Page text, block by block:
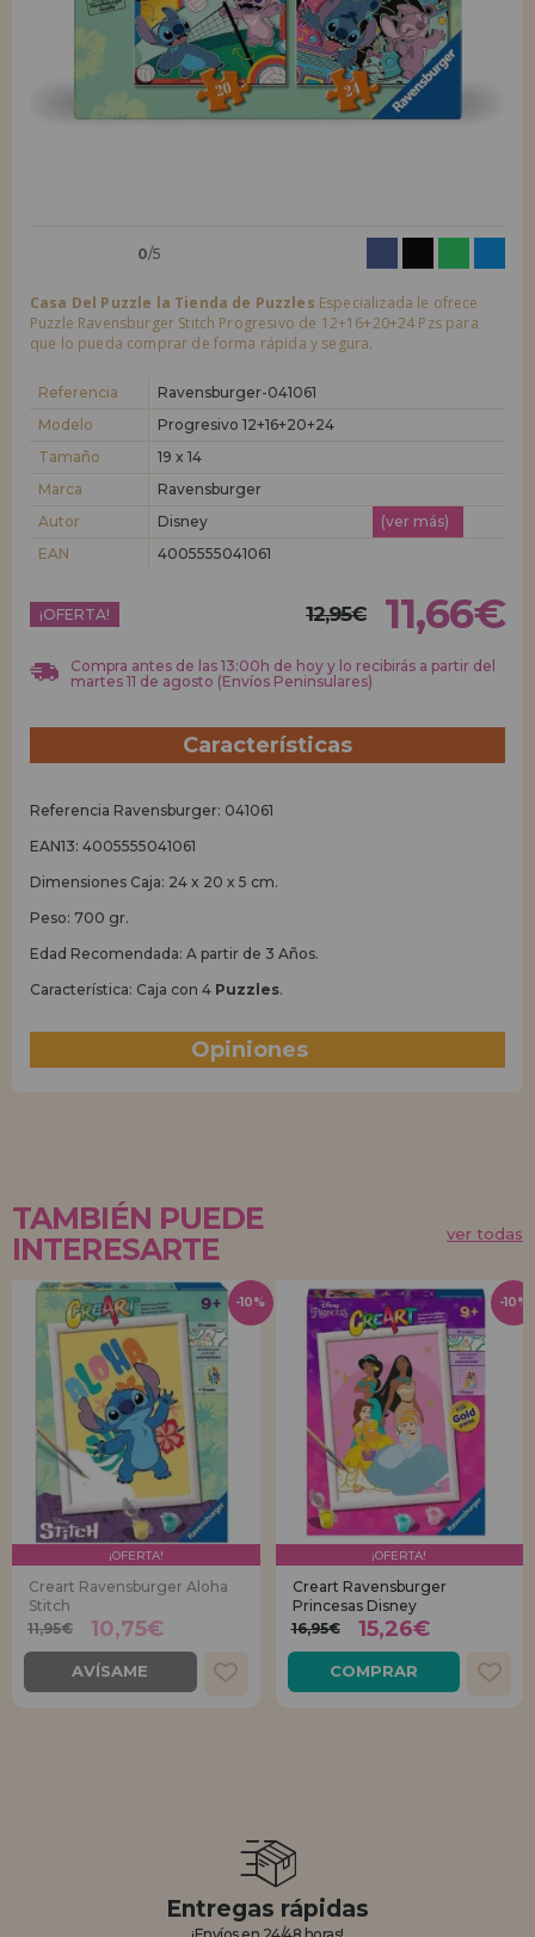
LIQUIDACIONES
INFORMACIÓN
Quiero registrarme como
nuevo cliente
Al crear una cuenta en casadelpuzzle.com podrás realizar tus compras
rápidamente en nuestra tienda virtual, revisar el estado de tus pedidos
nuevo distribuidor
¿Eres Profesional o Empresa?. ¿Quieres vender en tu negocio
condiciones de ventas con descuentos especiales para la distribución.
¡Adelante! Te estábamos esperando.
0/5
Casa Del Puzzle la Tienda de Puzzles Especializada le ofrece
Puzzle Ravensburger Stitch Progresivo de 12+16+20+24 Pzs para
que lo pueda comprar de forma rápida y segura.
Referencia
Ravensburger-041061
Modelo
Progresivo 12+16+20+24
Tamaño
19 x 14
Marca
Ravensburger
Autor
Disney
(ver más)
EAN
4005555041061
¡OFERTA! 12,95€ 11,66€
Compra antes de las 13:00h de hoy y lo recibirás a partir del
martes 11 de agosto (Envíos Peninsulares)
Características
Referencia Ravensburger: 041061
EAN13: 4005555041061
Dimensiones Caja: 24 x 20 x 5 cm.
Peso: 700 gr.
Edad Recomendada: A partir de 3 Años.
Característica: Caja con 4 Puzzles.
Opiniones
TAMBIÉN PUEDE
INTERESARTE
ver todas
¡OFERTA!
Creart Ravensburger Aloha
Stitch
11,95€
10,75€
AVÍSAME
-10%
¡OFERTA!
Creart Ravensburger
Princesas Disney
16,95€
15,26€
COMPRAR
-10%
Entregas rápidas